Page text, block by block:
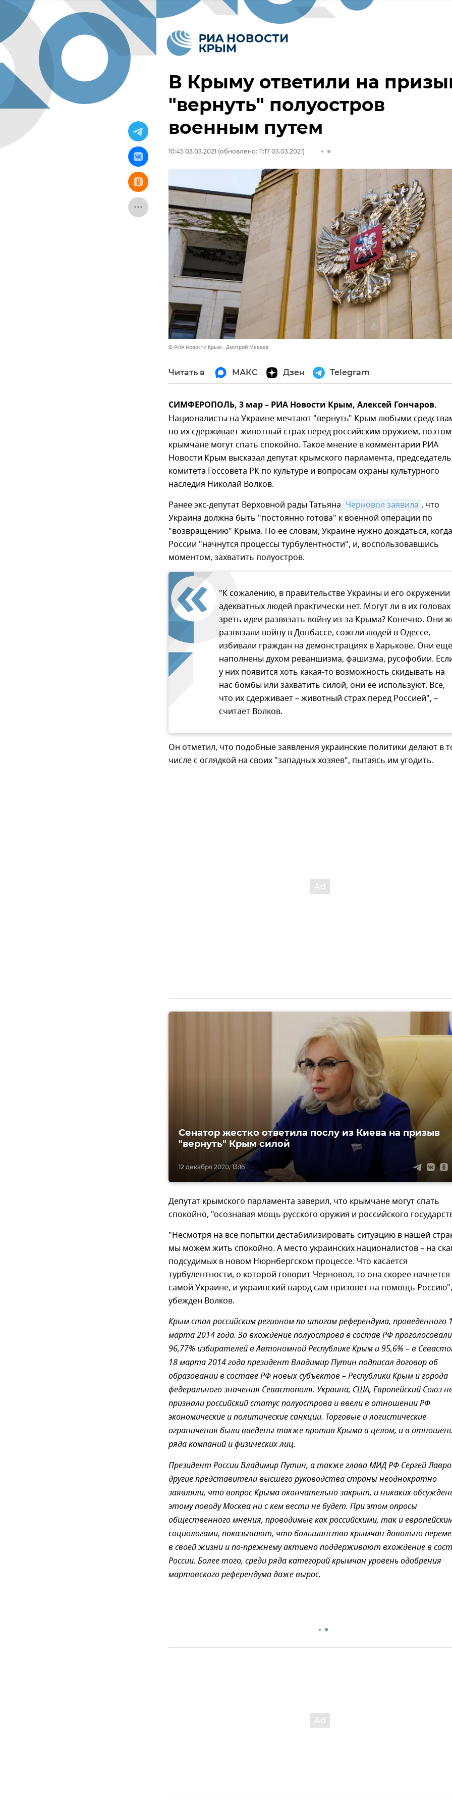
В Крыму ответили на
"вернуть" полуостров
военным путем
10:45 03.03.2021 (обновлено: 11:17 03.03.2021)
© РИА Новости Крым . Дмитрий Макеев
Читать в МАКС Дзен Telegram
СИМФЕРОПОЛЬ, 3 мар – РИА Новости Крым, Алексей Гончаров.
Националисты на Украине мечтают "вернуть" Крым любыми
но их сдерживает животный страх перед российским оружием,
крымчане могут спать спокойно. Такое мнение в комментарии РИА
Новости Крым высказал депутат крымского парламента, председатель
комитета Госсовета РК по культуре и вопросам охраны культурного
наследия Николай Волков.
Ранее экс-депутат Верховной рады Татьяна Черновол заявила , что
Украина должна быть "постоянно готова" к военной операции по
"возвращению" Крыма. По ее словам, Украине нужно дождаться,
России "начнутся процессы турбулентности", и, воспользовавшись
моментом, захватить полуостров.
"К сожалению, в правительстве Украины и его окружении
адекватных людей практически нет. Могут ли в их головах
зреть идеи развязать войну из-за Крыма? Конечно. Они
развязали войну в Донбассе, сожгли людей в Одессе,
избивали граждан на демонстрациях в Харькове. Они еще
наполнены духом реваншизма, фашизма, русофобии.
у них появится хоть какая-то возможность скидывать на
нас бомбы или захватить силой, они ее используют. Все,
что их сдерживает – животный страх перед Россией", –
считает Волков.
Он отметил, что подобные заявления украинские политики делают в
числе с оглядкой на своих "западных хозяев", пытаясь им угодить.
12 декабря 2020, 13:16
Сенатор жестко ответила послу из Киева на призыв
"вернуть" Крым силой
Депутат крымского парламента заверил, что крымчане могут спать
спокойно, "осознавая мощь русского оружия и российского
"Несмотря на все попытки дестабилизировать ситуацию в нашей
мы можем жить спокойно. А место украинских националистов – на
подсудимых в новом Нюрнбергском процессе. Что касается
турбулентности, о которой говорит Черновол, то она скорее
самой Украине, и украинский народ сам призовет на помощь
убежден Волков.
Крым стал российским регионом по итогам референдума, проведенного
марта 2014 года. За вхождение полуострова в состав РФ проголосовали
96,77% избирателей в Автономной Республике Крым и 95,6% – в
18 марта 2014 года президент Владимир Путин подписал договор об
образовании в составе РФ новых субъектов – Республики Крым и города
федерального значения Севастополя. Украина, США, Европейский Союз
признали российский статус полуострова и ввели в отношении РФ
экономические и политические санкции. Торговые и логистические
ограничения были введены также против Крыма в целом, и в
ряда компаний и физических лиц.
Президент России Владимир Путин, а также глава МИД РФ Сергей
другие представители высшего руководства страны неоднократно
заявляли, что вопрос Крыма окончательно закрыт, и никаких
этому поводу Москва ни с кем вести не будет. При этом опросы
общественного мнения, проводимые как российскими, так и
социологами, показывают, что большинство крымчан довольно
в своей жизни и по-прежнему активно поддерживают вхождение в
России. Более того, среди ряда категорий крымчан уровень одобрения
мартовского референдума даже вырос.